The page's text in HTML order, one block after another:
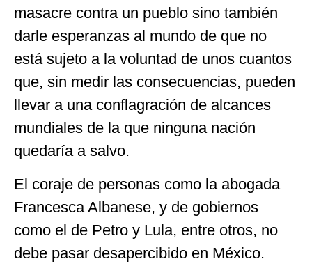
masacre contra un pueblo sino también
darle esperanzas al mundo de que no
está sujeto a la voluntad de unos cuantos
que, sin medir las consecuencias, pueden
llevar a una conflagración de alcances
mundiales de la que ninguna nación
quedaría a salvo.
El coraje de personas como la abogada
Francesca Albanese, y de gobiernos
como el de Petro y Lula, entre otros, no
debe pasar desapercibido en México.